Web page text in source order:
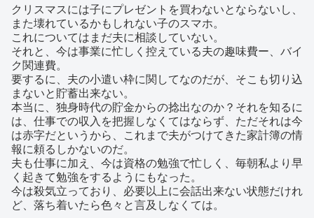
クリスマスには子にプレゼントを買わないとならないし、
また壊れているかもしれない子のスマホ。
これについてはまだ夫に相談していない。
それと、今は事業に忙しく控えている夫の趣味費ー、バイ
ク関連費。
要するに、夫の小遣い枠に関してなのだが、そこも切り込
まないと貯蓄出来ない。
本当に、独身時代の貯金からの捻出なのか？それを知るに
は、仕事での収入を把握しなくてはならず、ただそれは今
は赤字だというから、これまで夫がつけてきた家計簿の情
報に頼るしかないのだ。
夫も仕事に加え、今は資格の勉強で忙しく、毎朝私より早
く起きて勉強をするようにもなった。
今は殺気立っており、必要以上に会話出来ない状態だけれ
ど、落ち着いたら色々と言及しなくては。